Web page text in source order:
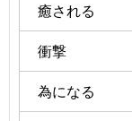
癒される
衝撃
為になる